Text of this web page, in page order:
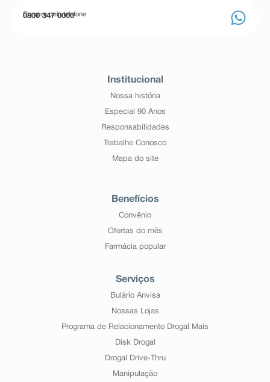
Compre pelo telefone
0800 347 0000
Institucional
Nossa história
Especial 90 Anos
Responsabilidades
Trabalhe Conosco
Mapa do site
Benefícios
Convênio
Ofertas do mês
Farmácia popular
Serviços
Bulário Anvisa
Nossas Lojas
Programa de Relacionamento Drogal Mais
Disk Drogal
Drogal Drive-Thru
Manipulação